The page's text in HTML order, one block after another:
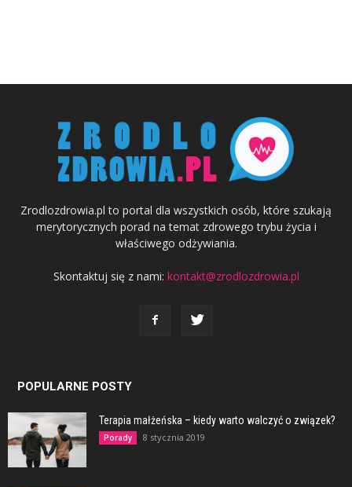
Zrodlozdrowia.pl to portal dla wszystkich osób, które szukają
merytorycznych porad na temat zdrowego trybu życia i
właściwego odżywiania.
Skontaktuj się z nami: kontakt@zrodlozdrowia.pl
POPULARNE POSTY
Terapia małżeńska – kiedy warto walczyć o związek?
Porady 8 stycznia 2019